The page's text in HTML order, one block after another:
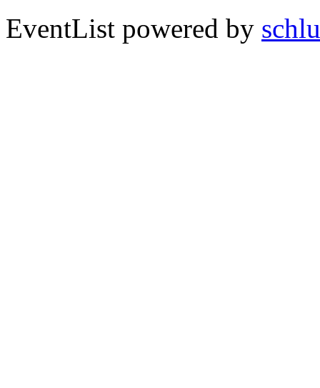
EventList powered by